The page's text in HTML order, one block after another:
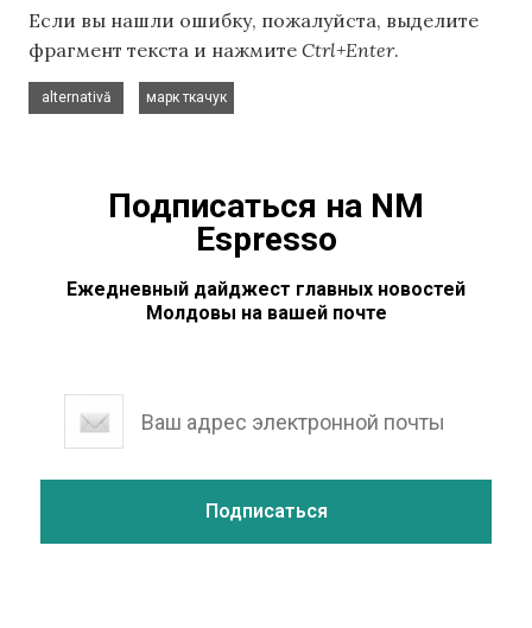
Если вы нашли ошибку, пожалуйста, выделите
фрагмент текста и нажмите Ctrl+Enter.
alternativă
марк ткачук
Подписаться на NM
Espresso
Ежедневный дайджест главных новостей
Молдовы на вашей почте